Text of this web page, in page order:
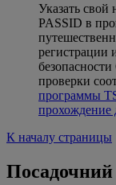
Указать
PASSID в
регистрации
проверки
программы
прохождение
К началу страницы
Посадочний